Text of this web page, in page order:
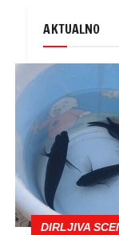
AKTUALNO
DIRLJIVA